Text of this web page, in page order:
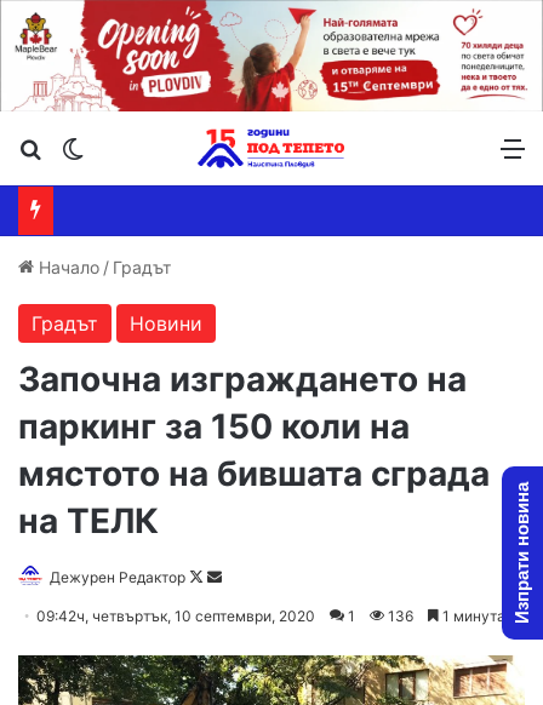
Търсене ...
Начало / Градът
Градът Новини
Започна изграждането на
паркинг за 150 коли на
мястото на бившата сграда
на ТЕЛК
Дежурен Редактор
F
l
o
d
a
09:42ч, четвъртък, 10 септември, 2020 1 136 1 минута Изпрати новина